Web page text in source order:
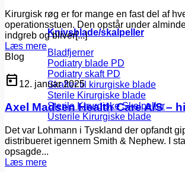
Knivsblade/skalpeller
Bladfjerner
Podiatry blade PD
Podiatry skaft PD
Skafter til kirurgiske blade
Sterile Kirurgiske blade
Sterile Kirurgiske Skalpeller
Usterile Kirurgiske blade
Kirurgisk røg er for mange en fast del af
operationsstuen. Den opstår under
indgreb og bliver[...]
Læs mere
Blog
today 12. januar 2025
Axel Madsen Health Care A/S –
Det var Lohmann i Tyskland der opfandt
distribueret igennem Smith & Nephew. I
opsagde...
Læs mere